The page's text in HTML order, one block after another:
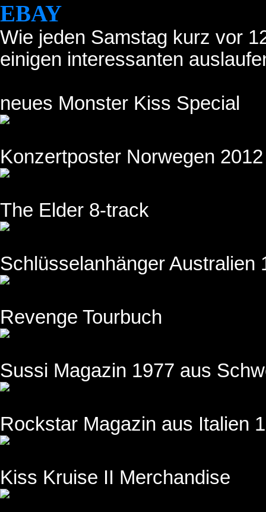
EBAY
Wie jeden Samstag kurz vor
einigen interessanten
neues Monster Kiss Special
Konzertposter Norwegen 2012
The Elder 8-track
Schlüsselanhänger Australien
Revenge Tourbuch
Sussi Magazin 1977 aus
Rockstar Magazin aus Italien
Kiss Kruise II Merchandise